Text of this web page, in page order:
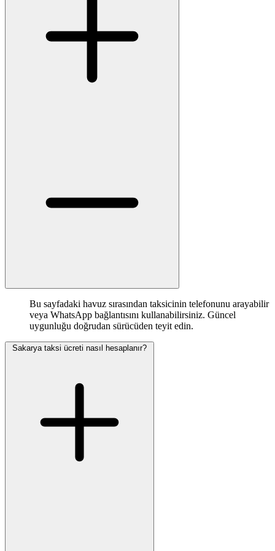
Bu sayfadaki havuz sırasından taksicinin telefonunu arayabilir
veya WhatsApp bağlantısını kullanabilirsiniz. Güncel
uygunluğu doğrudan sürücüden teyit edin.
Sakarya taksi ücreti nasıl hesaplanır?